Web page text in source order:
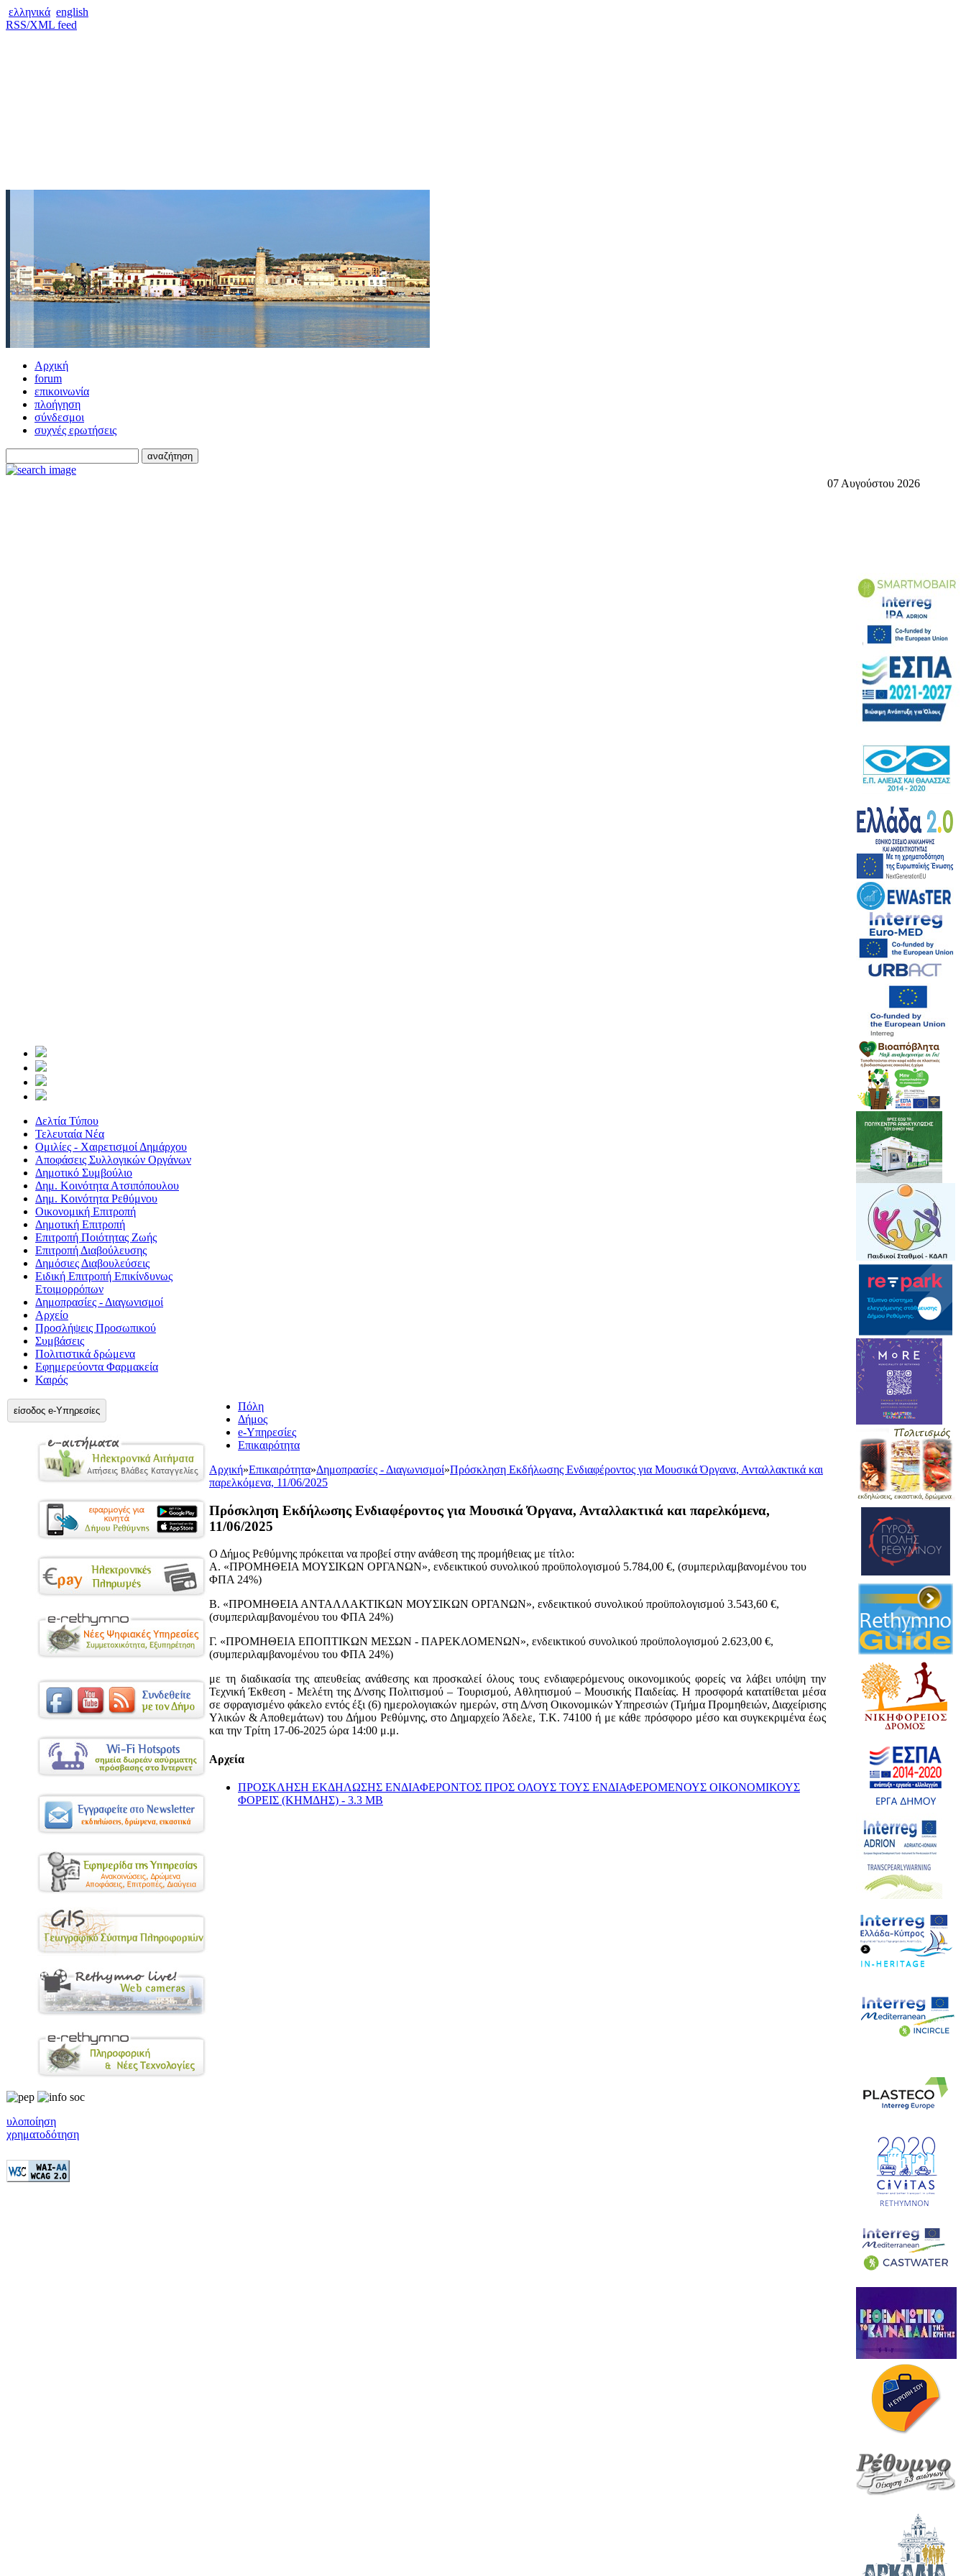
ελληνικά english
RSS/XML feed
Αρχική
forum
επικοινωνία
πλοήγηση
σύνδεσμοι
συχνές ερωτήσεις
Δελτία Τύπου
Τελευταία Νέα
Ομιλίες - Χαιρετισμοί Δημάρχου
Αποφάσεις Συλλογικών Οργάνων
Δημοτικό Συμβούλιο
Δημ. Κοινότητα Ατσιπόπουλου
Δημ. Κοινότητα Ρεθύμνου
Οικονομική Επιτροπή
Δημοτική Επιτροπή
Επιτροπή Ποιότητας Ζωής
Επιτροπή Διαβούλευσης
Δημόσιες Διαβουλεύσεις
Ειδική Επιτροπή Επικίνδυνως
Ετοιμορρόπων
Δημοπρασίες - Διαγωνισμοί
Αρχείο
Προσλήψεις Προσωπικού
Συμβάσεις
Πολιτιστικά δρώμενα
Εφημερεύοντα Φαρμακεία
Καιρός
είσοδος e-Υπηρεσίες
υλοποίηση
χρηματοδότηση
Πόλη
Δήμος
e-Υπηρεσίες
Επικαιρότητα
Αρχική»Επικαιρότητα»Δημοπρασίες - Διαγωνισμοί»Πρόσκληση Εκδήλωσης Ενδιαφέροντος για Μουσικά Όργανα, Ανταλλακτικά και
παρελκόμενα, 11/06/2025
Πρόσκληση Εκδήλωσης Ενδιαφέροντος για Μουσικά Όργανα, Ανταλλακτικά και παρελκόμενα,
11/06/2025
Ο Δήμος Ρεθύμνης πρόκειται να προβεί στην ανάθεση της προμήθειας με τίτλο:
Α. «ΠΡΟΜΗΘΕΙΑ ΜΟΥΣΙΚΩΝ ΟΡΓΑΝΩΝ», ενδεικτικού συνολικού προϋπολογισμού 5.784,00 €, (συμπεριλαμβανομένου του
ΦΠΑ 24%)
Β. «ΠΡΟΜΗΘΕΙΑ ΑΝΤΑΛΛΑΚΤΙΚΩΝ ΜΟΥΣΙΚΩΝ ΟΡΓΑΝΩΝ», ενδεικτικού συνολικού προϋπολογισμού 3.543,60 €,
(συμπεριλαμβανομένου του ΦΠΑ 24%)
Γ. «ΠΡΟΜΗΘΕΙΑ ΕΠΟΠΤΙΚΩΝ ΜΕΣΩΝ - ΠΑΡΕΚΛΟΜΕΝΩΝ», ενδεικτικού συνολικού προϋπολογισμού 2.623,00 €,
(συμπεριλαμβανομένου του ΦΠΑ 24%)
με τη διαδικασία της απευθείας ανάθεσης και προσκαλεί όλους τους ενδιαφερόμενους οικονομικούς φορείς να λάβει υπόψη την
Τεχνική Έκθεση - Mελέτη της Δ/νσης Πολιτισμού – Τουρισμού, Αθλητισμού – Μουσικής Παιδείας. Η προσφορά κατατίθεται μέσα
σε σφραγισμένο φάκελο εντός έξι (6) ημερολογιακών ημερών, στη Δ/νση Οικονομικών Υπηρεσιών (Τμήμα Προμηθειών, Διαχείρισης
Υλικών & Αποθεμάτων) του Δήμου Ρεθύμνης, στο Δημαρχείο Άδελε, Τ.Κ. 74100 ή με κάθε πρόσφορο μέσο και συγκεκριμένα έως
και την Τρίτη 17-06-2025 ώρα 14:00 μ.μ.
Αρχεία
ΠΡΟΣΚΛΗΣΗ ΕΚΔΗΛΩΣΗΣ ΕΝΔΙΑΦΕΡΟΝΤΟΣ ΠΡΟΣ ΟΛΟΥΣ ΤΟΥΣ ΕΝΔΙΑΦΕΡΟΜΕΝΟΥΣ ΟΙΚΟΝΟΜΙΚΟΥΣ
ΦΟΡΕΙΣ (ΚΗΜΔΗΣ) - 3.3 MB
07 Αυγούστου 2026